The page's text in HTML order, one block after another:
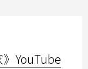
YouTube